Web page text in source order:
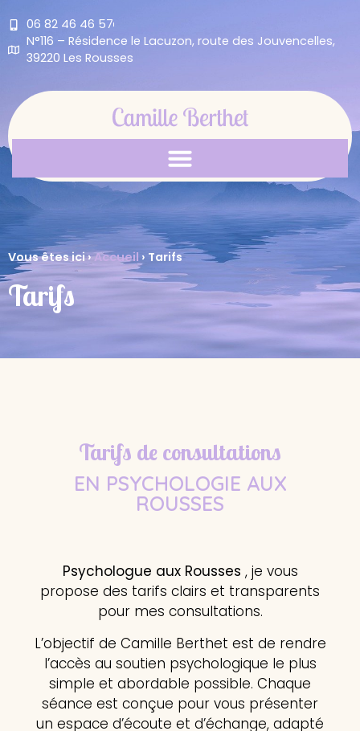
06 82 46 46 57
N°116 – Résidence le Lacuzon, route des Jouvencelles,
39220 Les Rousses
Vous êtes ici ›Accueil › Tarifs
Tarifs
Tarifs de consultations
EN PSYCHOLOGIE AUX
ROUSSES
Psychologue aux Rousses , je vous
propose des tarifs clairs et transparents
pour mes consultations.
L’objectif de Camille Berthet est de rendre
l’accès au soutien psychologique le plus
simple et abordable possible. Chaque
séance est conçue pour vous présenter
un espace d’écoute et d’échange, adapté